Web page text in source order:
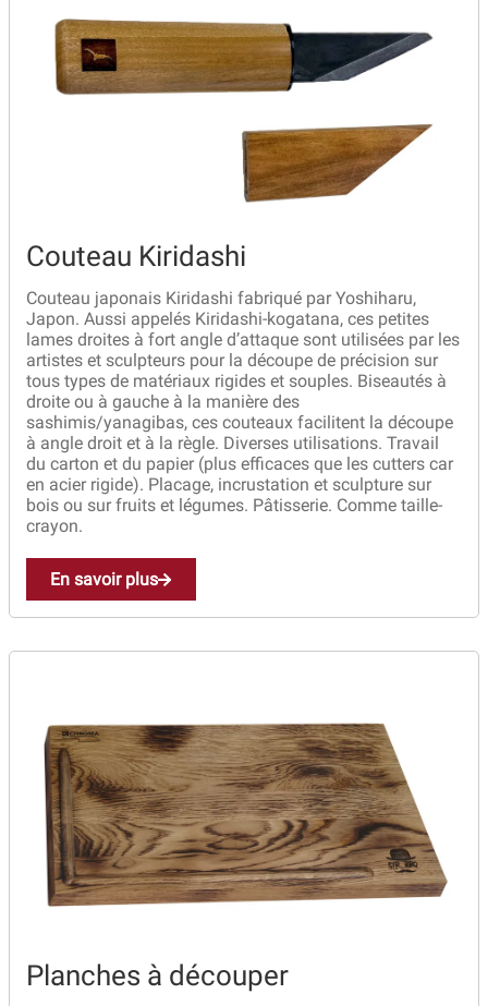
Téléchargements
Trouver mon magasin
Couteau Kiridashi
Couteau japonais Kiridashi fabriqué par Yoshiharu,
Japon. Aussi appelés Kiridashi-kogatana, ces petites
lames droites à fort angle d’attaque sont utilisées par les
artistes et sculpteurs pour la découpe de précision sur
tous types de matériaux rigides et souples. Biseautés à
droite ou à gauche à la manière des
sashimis/yanagibas, ces couteaux facilitent la découpe
à angle droit et à la règle. Diverses utilisations. Travail
du carton et du papier (plus efficaces que les cutters car
en acier rigide). Placage, incrustation et sculpture sur
bois ou sur fruits et légumes. Pâtisserie. Comme taille-
crayon.
En savoir plus
Planches à découper